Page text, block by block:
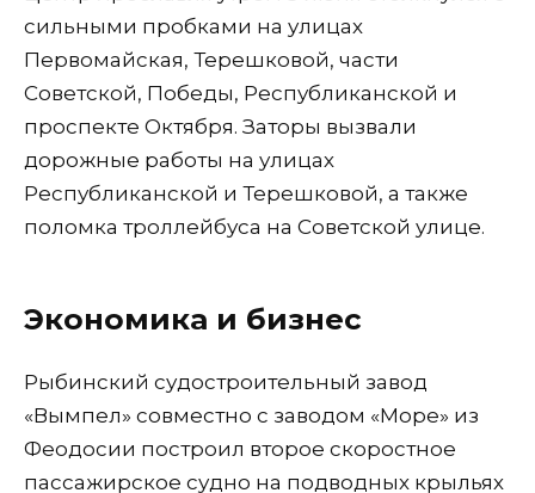
сильными пробками на улицах
Первомайская, Терешковой, части
Советской, Победы, Республиканской и
проспекте Октября. Заторы вызвали
дорожные работы на улицах
Республиканской и Терешковой, а также
поломка троллейбуса на Советской улице.
Экономика и бизнес
Рыбинский судостроительный завод
«Вымпел» совместно с заводом «Море» из
Феодосии построил второе скоростное
пассажирское судно на подводных крыльях